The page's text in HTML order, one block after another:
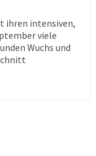
ihren intensiven,
viele
Wuchs und